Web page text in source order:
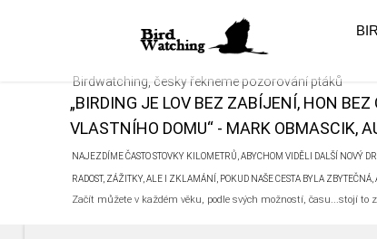
Birdwatching, česky řekneme pozorování ptáků
„BIRDING JE LOV BEZ ZABÍJENÍ, HON
VLASTNÍHO DOMU“ - MARK OBMASCIK,
NAJEZDÍME ČASTO STOVKY KILOMETRŮ, ABYCHOM VIDĚLI DALŠÍ NOVÝ
RADOST, ZÁŽITKY, ALE I ZKLAMÁNÍ, POKUD NAŠE CESTA BYLA ZBYTEČNÁ,
Začít můžete v každém věku, podle svých možností, času...stojí to